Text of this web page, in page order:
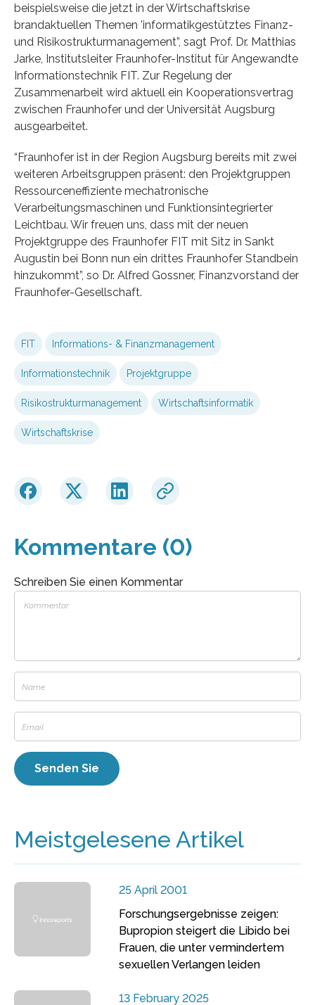
beispielsweise die jetzt in der Wirtschaftskrise
brandaktuellen Themen 'informatikgestütztes Finanz-
und Risikostrukturmanagement”, sagt Prof. Dr. Matthias
Jarke, Institutsleiter Fraunhofer-Institut für Angewandte
Informationstechnik FIT. Zur Regelung der
Zusammenarbeit wird aktuell ein Kooperationsvertrag
zwischen Fraunhofer und der Universität Augsburg
ausgearbeitet.
“Fraunhofer ist in der Region Augsburg bereits mit zwei
weiteren Arbeitsgruppen präsent: den Projektgruppen
Ressourceneffiziente mechatronische
Verarbeitungsmaschinen und Funktionsintegrierter
Leichtbau. Wir freuen uns, dass mit der neuen
Projektgruppe des Fraunhofer FIT mit Sitz in Sankt
Augustin bei Bonn nun ein drittes Fraunhofer Standbein
hinzukommt”, so Dr. Alfred Gossner, Finanzvorstand der
Fraunhofer-Gesellschaft.
FIT Informations- & Finanzmanagement
Informationstechnik Projektgruppe
Risikostrukturmanagement Wirtschaftsinformatik
Wirtschaftskrise
Kommentare (0)
Schreiben Sie einen Kommentar
Meistgelesene Artikel
25 April 2001
Forschungsergebnisse zeigen:
Bupropion steigert die Libido bei
Frauen, die unter vermindertem
sexuellen Verlangen leiden
13 February 2025